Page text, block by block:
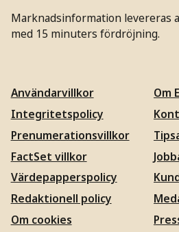
Marknadsinformation levereras
med 15 minuters fördröjning.
Användarvillkor
Integritetspolicy
Prenumerationsvillkor
FactSet villkor
Värdepapperspolicy
Redaktionell policy
Om cookies
Om